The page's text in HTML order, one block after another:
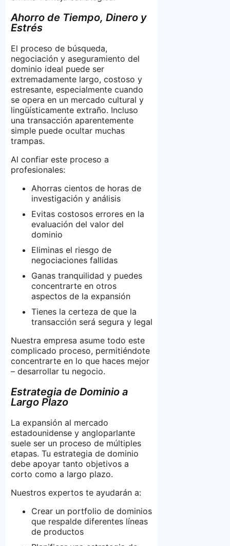
Ahorro de Tiempo, Dinero y
Estrés
El proceso de búsqueda,
negociación y aseguramiento del
dominio ideal puede ser
extremadamente largo, costoso y
estresante, especialmente cuando
se opera en un mercado cultural y
lingüísticamente extraño. Incluso
una transacción aparentemente
simple puede ocultar muchas
trampas.
Al confiar este proceso a
profesionales:
Ahorras cientos de horas de
investigación y análisis
Evitas costosos errores en la
evaluación del valor del
dominio
Eliminas el riesgo de
negociaciones fallidas
Ganas tranquilidad y puedes
concentrarte en otros
aspectos de la expansión
Tienes la certeza de que la
transacción será segura y legal
Nuestra empresa asume todo este
complicado proceso, permitiéndote
concentrarte en lo que haces mejor
– desarrollar tu negocio.
Estrategia de Dominio a
Largo Plazo
La expansión al mercado
estadounidense y angloparlante
suele ser un proceso de múltiples
etapas. Tu estrategia de dominio
debe apoyar tanto objetivos a
corto como a largo plazo.
Nuestros expertos te ayudarán a:
Crear un portfolio de dominios
que respalde diferentes líneas
de productos